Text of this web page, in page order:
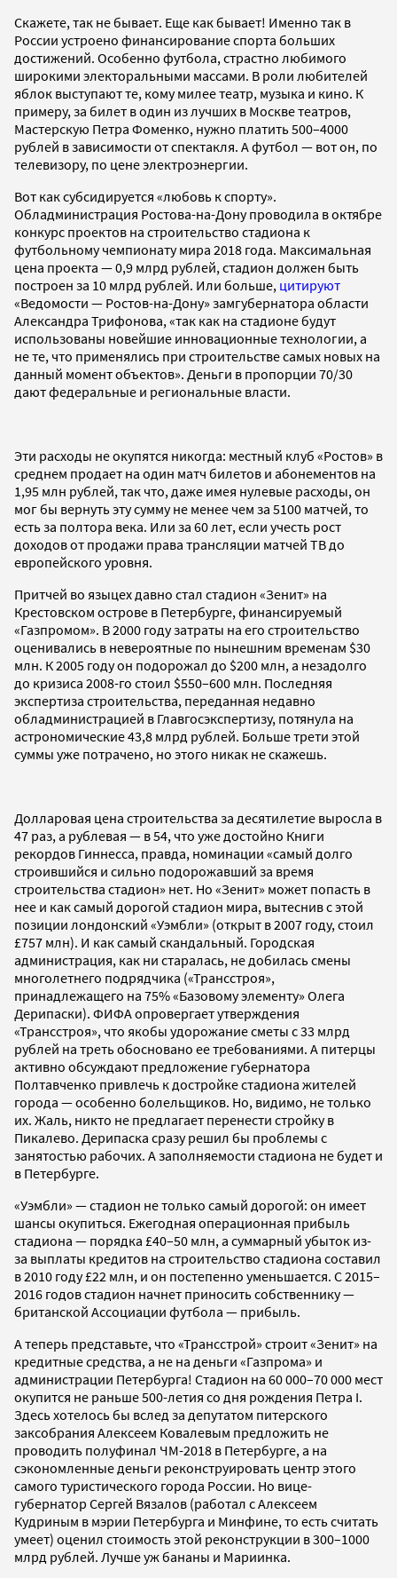
Скажете, так не бывает. Еще как бывает! Именно так в
России устроено финансирование спорта больших
достижений. Особенно футбола, страстно любимого
широкими электоральными массами. В роли любителей
яблок выступают те, кому милее театр, музыка и кино. К
примеру, за билет в один из лучших в Москве театров,
Мастерскую Петра Фоменко, нужно платить 500–4000
рублей в зависимости от спектакля. А футбол — вот он, по
телевизору, по цене электроэнергии.
Вот как субсидируется «любовь к спорту».
Обладминистрация Ростова-на-Дону проводила в октябре
конкурс проектов на строительство стадиона к
футбольному чемпионату мира 2018 года. Максимальная
цена проекта — 0,9 млрд рублей, стадион должен быть
построен за 10 млрд рублей. Или больше, цитируют
«Ведомости — Ростов-на-Дону» замгубернатора области
Александра Трифонова, «так как на стадионе будут
использованы новейшие инновационные технологии, а
не те, что применялись при строительстве самых новых на
данный момент объектов». Деньги в пропорции 70/30
дают федеральные и региональные власти.
Эти расходы не окупятся никогда: местный клуб «Ростов» в
среднем продает на один матч билетов и абонементов на
1,95 млн рублей, так что, даже имея нулевые расходы, он
мог бы вернуть эту сумму не менее чем за 5100 матчей, то
есть за полтора века. Или за 60 лет, если учесть рост
доходов от продажи права трансляции матчей ТВ до
европейского уровня.
Притчей во языцех давно стал стадион «Зенит» на
Крестовском острове в Петербурге, финансируемый
«Газпромом». В 2000 году затраты на его строительство
оценивались в невероятные по нынешним временам $30
млн. К 2005 году он подорожал до $200 млн, а незадолго
до кризиса 2008-го стоил $550–600 млн. Последняя
экспертиза строительства, переданная недавно
обладминистрацией в Главгосэкспертизу, потянула на
астрономические 43,8 млрд рублей. Больше трети этой
суммы уже потрачено, но этого никак не скажешь.
Долларовая цена строительства за десятилетие выросла в
47 раз, а рублевая — в 54, что уже достойно Книги
рекордов Гиннесса, правда, номинации «самый долго
строившийся и сильно подорожавший за время
строительства стадион» нет. Но «Зенит» может попасть в
нее и как самый дорогой стадион мира, вытеснив с этой
позиции лондонский «Уэмбли» (открыт в 2007 году, стоил
£757 млн). И как самый скандальный. Городская
администрация, как ни старалась, не добилась смены
многолетнего подрядчика («Трансстроя»,
принадлежащего на 75% «Базовому элементу» Олега
Дерипаски). ФИФА опровергает утверждения
«Трансстроя», что якобы удорожание сметы с 33 млрд
рублей на треть обосновано ее требованиями. А питерцы
активно обсуждают предложение губернатора
Полтавченко привлечь к достройке стадиона жителей
города — особенно болельщиков. Но, видимо, не только
их. Жаль, никто не предлагает перенести стройку в
Пикалево. Дерипаска сразу решил бы проблемы с
занятостью рабочих. А заполняемости стадиона не будет и
в Петербурге.
«Уэмбли» — стадион не только самый дорогой: он имеет
шансы окупиться. Ежегодная операционная прибыль
стадиона — порядка £40–50 млн, а суммарный убыток из-
за выплаты кредитов на строительство стадиона составил
в 2010 году £22 млн, и он постепенно уменьшается. С 2015–
2016 годов стадион начнет приносить собственнику —
британской Ассоциации футбола — прибыль.
А теперь представьте, что «Трансстрой» строит «Зенит» на
кредитные средства, а не на деньги «Газпрома» и
администрации Петербурга! Стадион на 60 000–70 000 мест
окупится не раньше 500-летия со дня рождения Петра I.
Здесь хотелось бы вслед за депутатом питерского
заксобрания Алексеем Ковалевым предложить не
проводить полуфинал ЧМ-2018 в Петербурге, а на
сэкономленные деньги реконструировать центр этого
самого туристического города России. Но вице-
губернатор Сергей Вязалов (работал с Алексеем
Кудриным в мэрии Петербурга и Минфине, то есть считать
умеет) оценил стоимость этой реконструкции в 300–1000
млрд рублей. Лучше уж бананы и Мариинка.